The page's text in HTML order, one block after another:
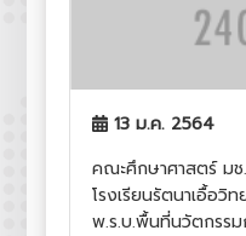
13 ม.ค. 2564
คณะศึกษาศาสตร์ มช
โรงเรียนรัตนาเอื้อวิ
พ.ร.บ.พื้นที่นวัตกรร